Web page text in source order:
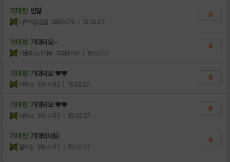
기대평 밥알
나밖에없을걸 조회수:79 | 15.02.27
0
기대평 기대되요~
이분최소라이토 조회수:56 | 15.02.27
0
기대평 기대되요 ♥♥
하하뉴 조회수:82 | 15.02.27
0
기대평 기대되요 ♥♥
하하뉴 조회수:55 | 15.02.27
0
기대평 기대되네요
철우임 조회수:33 | 15.02.27
0